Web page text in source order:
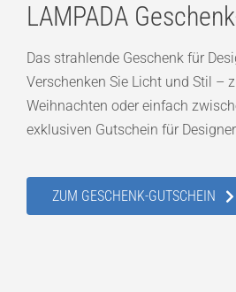
LAMPADA
Das strahlende Geschenk für
Verschenken Sie Licht und Stil –
Weihnachten oder einfach
exklusiven Gutschein für
ZUM GESCHENK-GUTSCHEIN